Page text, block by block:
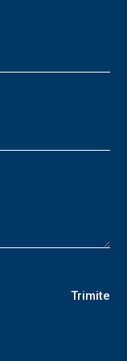
Trimite